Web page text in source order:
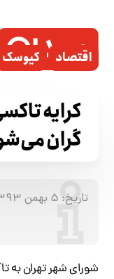
اقتصاد کیوسک
گران
تاریخ: ۵ بهمن ۱۳۹۳
شورای شهر تهران به